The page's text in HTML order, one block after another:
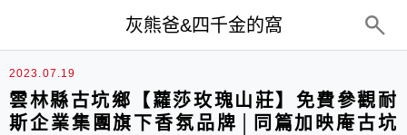
灰熊爸&四千金的窩
2023.07.19
雲林縣古坑鄉【蘿莎玫瑰山莊】免費參觀耐
斯企業集團旗下香氛品牌│同篇加映庵古坑